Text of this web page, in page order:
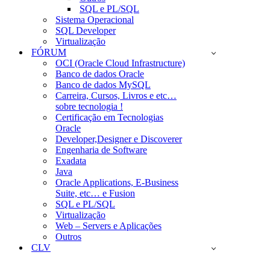
SQL e PL/SQL
Sistema Operacional
SQL Developer
Virtualização
FÓRUM
OCI (Oracle Cloud Infrastructure)
Banco de dados Oracle
Banco de dados MySQL
Carreira, Cursos, Livros e etc…
sobre tecnologia !
Certificação em Tecnologias
Oracle
Developer,Designer e Discoverer
Engenharia de Software
Exadata
Java
Oracle Applications, E-Business
Suite, etc… e Fusion
SQL e PL/SQL
Virtualização
Web – Servers e Aplicações
Outros
CLV